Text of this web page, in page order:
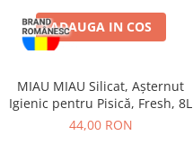
Pisică Junior
Pisică Adult
Pisică Senior
Hrană Umedă Pisică
Pisică Junior
ADAUGA IN COS
MIAU MIAU Silicat, Așternut
Igienic pentru Pisică, Fresh, 8L
44,00 RON